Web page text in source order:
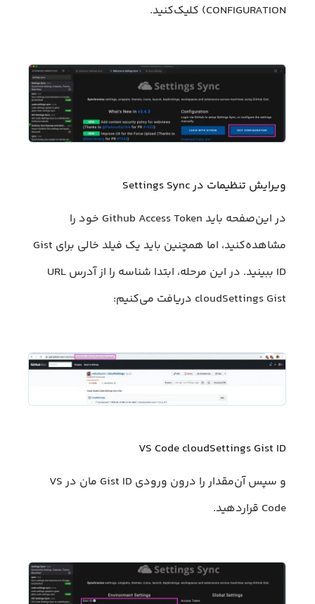
CONFIGURATION) کلیک‌کنید.
ویرایش تنظیمات در Settings Sync
در این‌صفحه باید Github Access Token خود را
مشاهده‌کنید، اما همچنین باید یک فیلد خالی برای Gist
ID ببینید. در این مرحله، ابتدا شناسه را از آدرس URL
cloudSettings Gist دریافت‌ می‌کنیم:
VS Code cloudSettings Gist ID
و سپس آن‌مقدار را درون ورودی Gist ID مان در VS
Code قرار‌دهید.